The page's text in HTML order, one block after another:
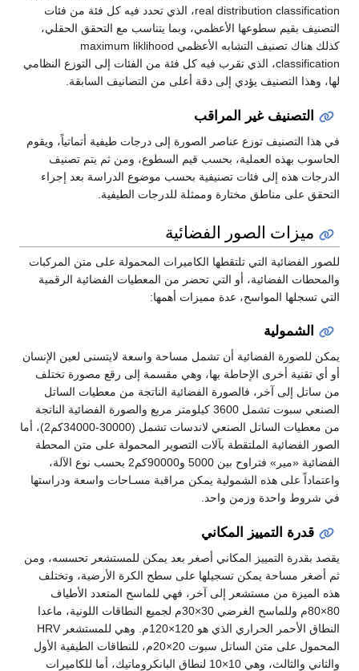
real distribution classification، الذي تحدد فيه كل فئة من فئات
التصنيف بقيم سطوعها الأعظمي، وبما يتناسب مع التحقق الحقلي،
كذلك هناك تصنيف التشابه الأعظمي maximum liklihood
classification، الذي تقرب فيه كل فئة من الفئات إلى التوزع النظامي
لها، وهذا التصنيف يؤدي إلى دقة أعلى من التصانيف السابقة.
التصنيف غير المراقب
في هذا التصنيف توزع عناصر الصورة إلى درجات طيفية أتماتياً، ويقوم
الحاسوب بهذه العملية، بحسب قيم السطوع، ومن ثم يتم تصنيف
الدرجات هذه إلى فئات تصنيفية بحسب موضوع الدراسة بعد إجراء
التحقق على مناطق مختارة وممثلة للدرجات الطيفية.
ميزات الصور الفضائية
للصور الفضائية التي تلتقطها الكاميرات المحمولة على متن المركبات
والمحطات الفضائية، أو التي تحضر من المعطيات الفضائية الرقمية
التي تسجلها المواسح، عدة مميزات أهمها:
الشمولية
يمكن للصورة الفضائية أن تشمل مساحة واسعة لايتسنى لعين الإنسان
أو أي تقنية أخرى الإحاطة بها، وهي مقسمة إلى رقع مصورة تختلف
من ساتل إلى آخر، فالصورة الفضائية الناتجة من معطيات الساتل
الصنعي سبوت تشمل 3600 كيلومتر مربع والصورة الفضائية الناتجة
من معطيات الساتل الصنعي لاندسات تشمل (30000-34000كم2)، أما
الصور الفضائية الملتقطة بآلات التصوير المحمولة على متن المحطة
الفضائية «مير» فتراوح بين 5000 و90000كم2 بحسب نوع الآلة،
واعتماداً على هذه الشمولية يمكن مراقبة مسـاحات واسعة ودراستها
في شروط واحدة وزمن واحد.
قدرة التمييز المكاني
يقصد بقدرة التمييز المكاني أصغر بعد يمكن للمستشعر تحسسه، ومن
ثم أصغر مساحة يمكن تسجيلها على سطح الكرة الأرضية، وتختلف
هذه الميزة من مستشعر إلى آخر، فهي للماسح المتعدد الأطياف
80×80م وللماسح الغرضي 30×30م لجميع النطاقات اللونية، ماعدا
النطاق الأحمر الحراري الذي هو 120×120م. وهي للمستشعر HRV
المحمول على متن الساتل سبوت 20×20م، للنطاقات الطيفية الأول
والثاني والثالث، وهي 10×10 لنطاق البانكروماتيك، أما للكاميرات